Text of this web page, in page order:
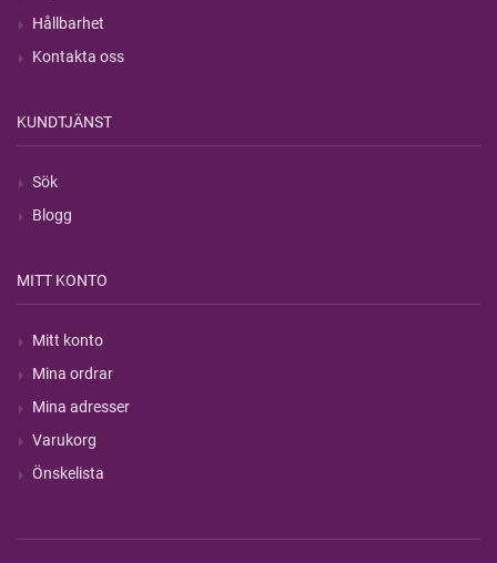
Hållbarhet
Kontakta oss
KUNDTJÄNST
Sök
Blogg
MITT KONTO
Mitt konto
Mina ordrar
Mina adresser
Varukorg
Önskelista